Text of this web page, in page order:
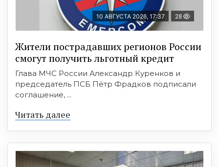
10 АВГУСТА 2026, 17:37 28
Жители пострадавших регионов России
смогут получить льготный кредит
Глава МЧС России Александр Куренков и
председатель ПСБ Пётр Фрадков подписали
соглашение, ...
Читать далее